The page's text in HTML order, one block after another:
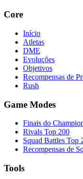
Core
Início
Atletas
DME
Evoluções
Objetivos
Recompensas de
Rush
Game Modes
Finais do
Rivals Top 200
Squad Battles Top
Recompensas de
Tools